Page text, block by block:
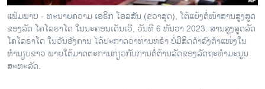
ວີດີໂອ
ສຽງ
ລາຍການກະຈາຍສຽງ
ລາຍງານ
ຕິດຕາມພວກເຮົາ ທີ່
ແຟ້ມພາບ - ທະນາຍຄວາມ ເອຣິກ ໂອລສັນ (ຂວາສຸດ), ໂຕ້ແຍ້ງຕໍ່ໜ້າສານສູງສູດ
ຂອງລັດ ໂຄໂລຣາໂດ ໃນນະຄອນເດັນເວີ, ວັນທີ 6 ທັນວາ 2023. ສານສູງສູດລັດ
ໂຄໂລຣາໂດ ໃນວັນອັງຄານ ໄດ້ປະກາດວ່າທ່ານທຣຳ ບໍ່ມີສິດດຳລົງຕໍາແໜ່ງໃນ
ທຳນຽບຂາວ ພາຍໃຕ້ມາດຕະການກ່ຽວກັບການຕໍ່ຕ້ານລັດຂອງລັດຖະທຳມະນູນ
ສະຫະລັດ.